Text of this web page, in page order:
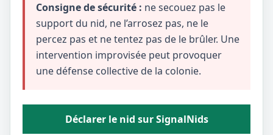
Consigne de sécurité : ne secouez pas le
support du nid, ne l’arrosez pas, ne le
percez pas et ne tentez pas de le brûler. Une
intervention improvisée peut provoquer
une défense collective de la colonie.
Déclarer le nid sur SignalNids